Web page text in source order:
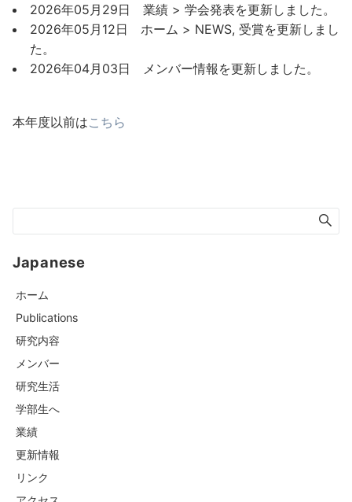
2026年05月29日 業績 > 学会発表を更新しました。
2026年05月12日 ホーム > NEWS, 受賞を更新しまし
た。
2026年04月03日 メンバー情報を更新しました。
本年度以前はこちら
Japanese
ホーム
Publications
研究内容
メンバー
研究生活
学部生へ
業績
更新情報
リンク